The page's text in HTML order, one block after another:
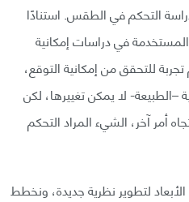
التحكم في الطقس. استنادًا
في دراسات إمكانية
للتحقق من إمكانية التوقع،
–الطبيعة- لا يمكن تغييرها، لكن
أمر آخر، الشيء المراد التحكم
لتطوير نظرية جديدة، ونخطط